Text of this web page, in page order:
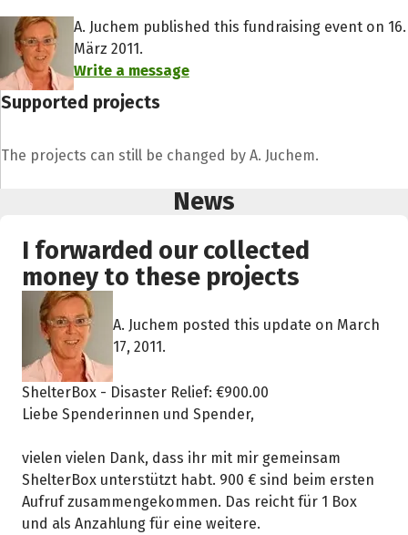
A. Juchem published this fundraising event on 16.
März 2011.
Write a message
Supported projects
The projects can still be changed by A. Juchem.
News
I forwarded our collected
money to these projects
A. Juchem posted this update on March
17, 2011.
ShelterBox - Disaster Relief: €900.00
Liebe Spenderinnen und Spender,
vielen vielen Dank, dass ihr mit mir gemeinsam
ShelterBox unterstützt habt. 900 € sind beim ersten
Aufruf zusammengekommen. Das reicht für 1 Box
und als Anzahlung für eine weitere.